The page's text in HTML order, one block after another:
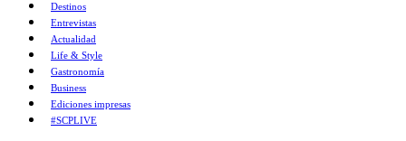
Destinos
Entrevistas
Actualidad
Life & Style
Gastronomía
Business
Ediciones impresas
#SCPLIVE